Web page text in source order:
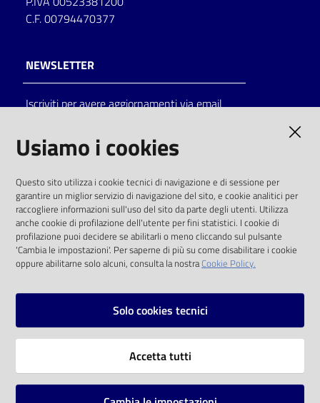
Catalogo
Eventi
Chiedi al
bibliotecario
Avvisi
C.F. 00794470377
NEWSLETTER
Iscriviti per avere aggiornamenti via email
solo alle condizioni previste dalla direttiva
comunitaria 2003/98/CE e dal d.lgs. 36/2006
SOCIAL
Instagram
Vai alla pagina
Usiamo i cookies
Questo sito utilizza i cookie tecnici di navigazione e di sessione per
garantire un miglior servizio di navigazione del sito, e cookie analitici per
raccogliere informazioni sull'uso del sito da parte degli utenti. Utilizza
anche cookie di profilazione dell'utente per fini statistici. I cookie di
profilazione puoi decidere se abilitarli o meno cliccando sul pulsante
'Cambia le impostazioni'. Per saperne di più su come disabilitare i cookie
oppure abilitarne solo alcuni, consulta la nostraCookie Policy.
Solo cookies tecnici
Accetta tutti